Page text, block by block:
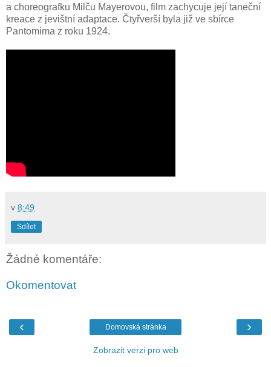
a choreografku Milču Mayerovou, film zachycuje její taneční
kreace z jevištní adaptace. Čtyřverší byla již ve sbírce
Pantomima z roku 1924.
v 8:49
Sdílet
Žádné komentáře:
Okomentovat
‹ ›
Domovská stránka
Zobrazit verzi pro web